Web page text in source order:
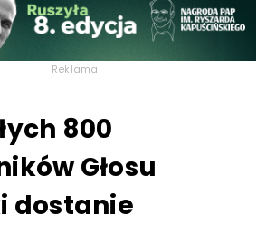
Reklama
800
Głosu
dostanie